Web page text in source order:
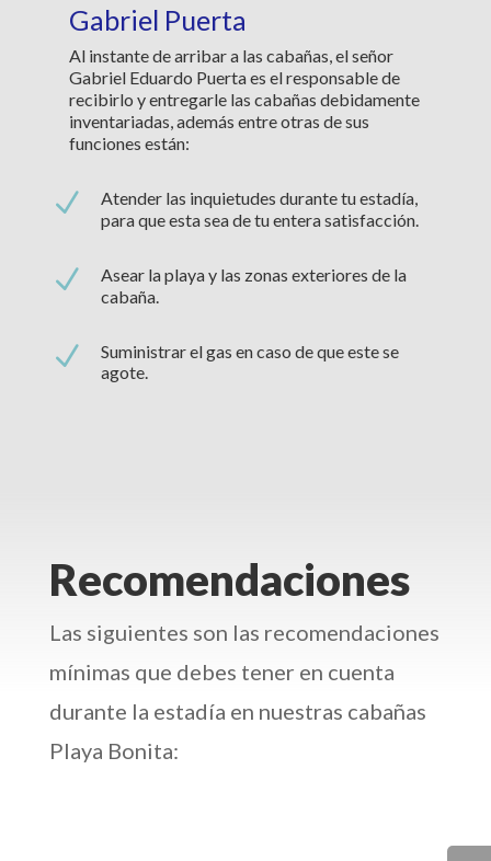
Gabriel Puerta
Al instante de arribar a las cabañas, el señor
Gabriel Eduardo Puerta es el responsable de
recibirlo y entregarle las cabañas debidamente
inventariadas, además entre otras de sus
funciones están:
N
Atender las inquietudes durante tu estadía,
para que esta sea de tu entera satisfacción.
N
Asear la playa y las zonas exteriores de la
cabaña.
N
Suministrar el gas en caso de que este se
agote.
Recomendaciones
Las siguientes son las recomendaciones
mínimas que debes tener en cuenta
durante la estadía en nuestras cabañas
Playa Bonita: